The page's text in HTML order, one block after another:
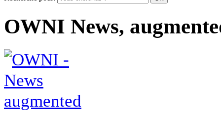
OWNI News,